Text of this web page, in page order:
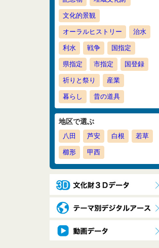
文化的景観
オーラルヒストリー 治水
利水 戦争 国指定
県指定 市指定 国登録
祈りと祭り 産業
暮らし 昔の道具
地区で選ぶ
八田 芦安 白根 若草
櫛形 甲西